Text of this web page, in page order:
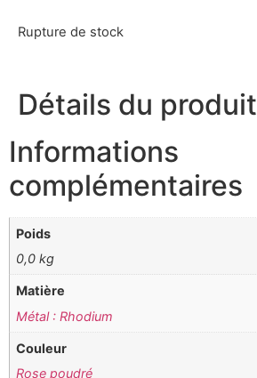
Rupture de stock
Détails du produit
Informations
complémentaires
Poids
0,0 kg
Matière
Métal : Rhodium
Couleur
Rose poudré